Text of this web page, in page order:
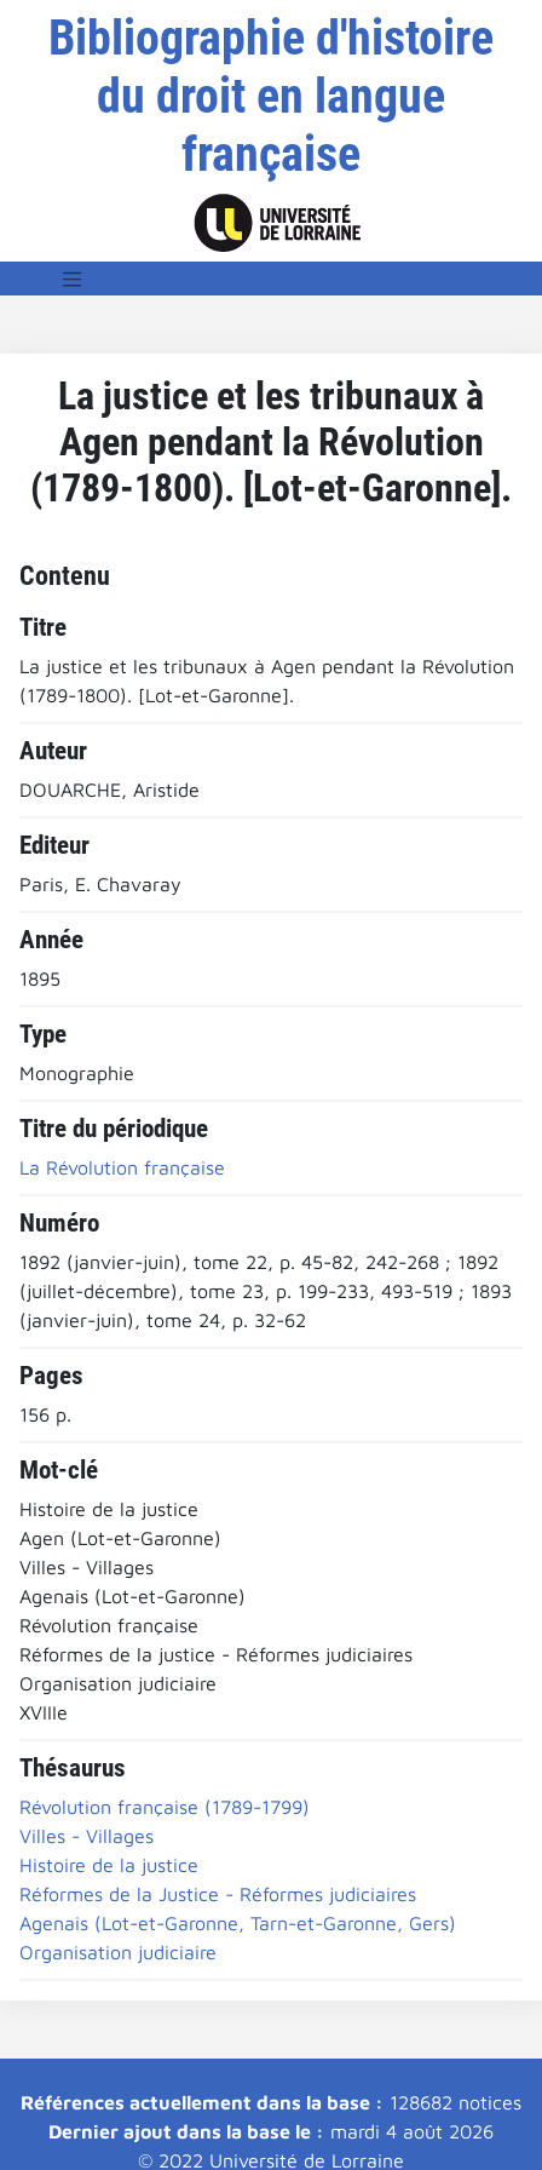
Bibliographie d'histoire
du droit en langue
française
La justice et les tribunaux à
Agen pendant la Révolution
(1789-1800). [Lot-et-Garonne].
Contenu
Titre
La justice et les tribunaux à Agen pendant la Révolution
(1789-1800). [Lot-et-Garonne].
Auteur
DOUARCHE, Aristide
Editeur
Paris, E. Chavaray
Année
1895
Type
Monographie
Titre du périodique
La Révolution française
Numéro
1892 (janvier-juin), tome 22, p. 45-82, 242-268 ; 1892
(juillet-décembre), tome 23, p. 199-233, 493-519 ; 1893
(janvier-juin), tome 24, p. 32-62
Pages
156 p.
Mot-clé
Histoire de la justice
Agen (Lot-et-Garonne)
Villes - Villages
Agenais (Lot-et-Garonne)
Révolution française
Réformes de la justice - Réformes judiciaires
Organisation judiciaire
XVIIIe
Thésaurus
Révolution française (1789-1799)
Villes - Villages
Histoire de la justice
Réformes de la Justice - Réformes judiciaires
Agenais (Lot-et-Garonne, Tarn-et-Garonne, Gers)
Organisation judiciaire
Références actuellement dans la base : 128682 notices
Dernier ajout dans la base le : mardi 4 août 2026
© 2022 Université de Lorraine